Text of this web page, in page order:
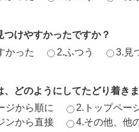
つけやすかったですか？
かった
2.ふつう 3.見
、どのようにしてたどり着き
ジから順に
2.トップペー
ンから直接
4.その他、他